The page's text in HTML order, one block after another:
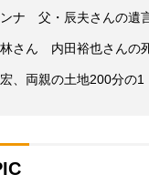
ナ 父・辰夫さんの遺
さん 内田裕也さんの
、両親の土地200分の